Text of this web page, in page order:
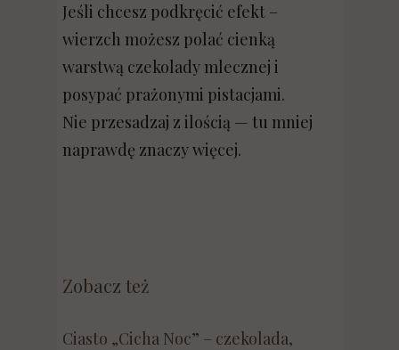
Jeśli chcesz podkręcić efekt –
wierzch możesz polać cienką
warstwą czekolady mlecznej i
posypać prażonymi pistacjami.
Nie przesadzaj z ilością — tu mniej
naprawdę znaczy więcej.
Zobacz też
Ciasto „Cicha Noc” – czekolada,